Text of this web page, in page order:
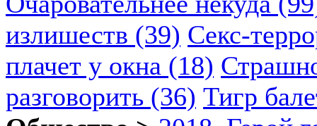
излишеств (39) Секс-
плачет у окна (18)
разговорить (36) Тигр